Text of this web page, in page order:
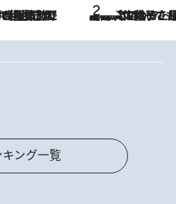
2026.8.5
【阿川佐和子さんの年とる力】なぜ70代で始めた趣味は“こんなに楽しい”のか？ ピアノ、俳句…スランプに陥っても続けられる“ある秘訣”とは
キング一覧